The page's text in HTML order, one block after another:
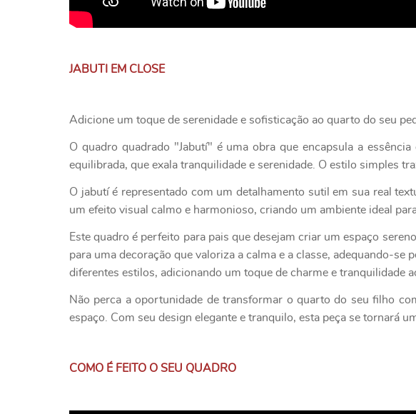
JABUTI EM CLOSE
Adicione um toque de serenidade e sofisticação ao quarto do seu
O quadro quadrado "Jabutí" é uma obra que encapsula a
equilibrada, que exala tranquilidade e serenidade. O estilo simples
O jabutí é representado com um detalhamento sutil em sua real
um efeito visual calmo e harmonioso, criando um ambiente ideal
Este quadro é perfeito para pais que desejam criar um espaço
para uma decoração que valoriza a calma e a classe, adequando-
diferentes estilos, adicionando um toque de charme e tranquilidade
Não perca a oportunidade de transformar o quarto do seu filho
espaço. Com seu design elegante e tranquilo, esta peça se tornará
COMO É FEITO O SEU QUADRO